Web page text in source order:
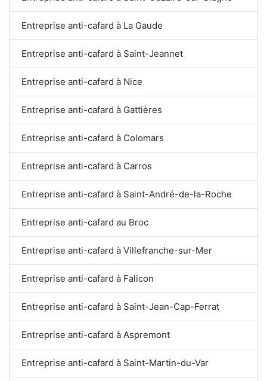
Entreprise anti-cafard à La Gaude
Entreprise anti-cafard à Saint-Jeannet
Entreprise anti-cafard à Nice
Entreprise anti-cafard à Gattières
Entreprise anti-cafard à Colomars
Entreprise anti-cafard à Carros
Entreprise anti-cafard à Saint-André-de-la-Roche
Entreprise anti-cafard au Broc
Entreprise anti-cafard à Villefranche-sur-Mer
Entreprise anti-cafard à Falicon
Entreprise anti-cafard à Saint-Jean-Cap-Ferrat
Entreprise anti-cafard à Aspremont
Entreprise anti-cafard à Saint-Martin-du-Var